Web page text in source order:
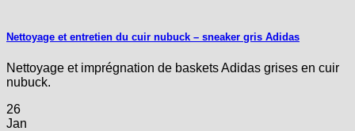
Nettoyage et entretien du cuir nubuck – sneaker gris Adidas
Nettoyage et imprégnation de baskets Adidas grises en cuir
nubuck.
26
Jan